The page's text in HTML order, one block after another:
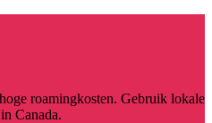
roamingkosten. Gebruik lokale
Canada.